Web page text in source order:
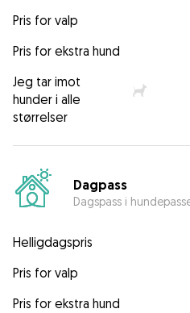
Pris for valp
Pris for ekstra hund
Jeg tar imot
hunder i alle
størrelser
Dagpass
Dagspass i
Helligdagspris
Pris for valp
Pris for ekstra hund